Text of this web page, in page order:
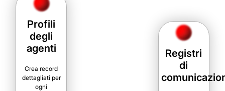
Profili
degli
agenti
Crea record
dettagliati per
ogni
Registri
di